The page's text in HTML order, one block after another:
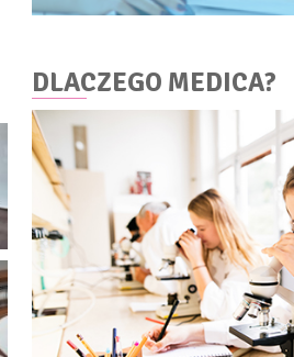
DLACZEGO MEDICA?